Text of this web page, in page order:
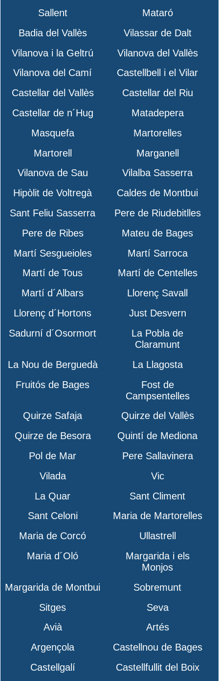
Sallent
Mataró
Badia del Vallès
Vilassar de Dalt
Vilanova i la Geltrú
Vilanova del Vallès
Vilanova del Camí
Castellbell i el Vilar
Castellar del Vallès
Castellar del Riu
Castellar de n´Hug
Matadepera
Masquefa
Martorelles
Martorell
Marganell
Vilanova de Sau
Vilalba Sasserra
Hipòlit de Voltregà
Caldes de Montbui
Sant Feliu Sasserra
Pere de Riudebitlles
Pere de Ribes
Mateu de Bages
Martí Sesgueioles
Martí Sarroca
Martí de Tous
Martí de Centelles
Martí d´Albars
Llorenç Savall
Llorenç d´Hortons
Just Desvern
Sadurní d´Osormort
La Pobla de
Claramunt
La Nou de Berguedà
La Llagosta
Fruitós de Bages
Fost de
Campsentelles
Quirze Safaja
Quirze del Vallès
Quirze de Besora
Quintí de Mediona
Pol de Mar
Pere Sallavinera
Vilada
Vic
La Quar
Sant Climent
Sant Celoni
Maria de Martorelles
Maria de Corcó
Ullastrell
Maria d´Oló
Margarida i els
Monjos
Margarida de Montbui
Sobremunt
Sitges
Seva
Avià
Artés
Argençola
Castellnou de Bages
Castellgalí
Castellfullit del Boix